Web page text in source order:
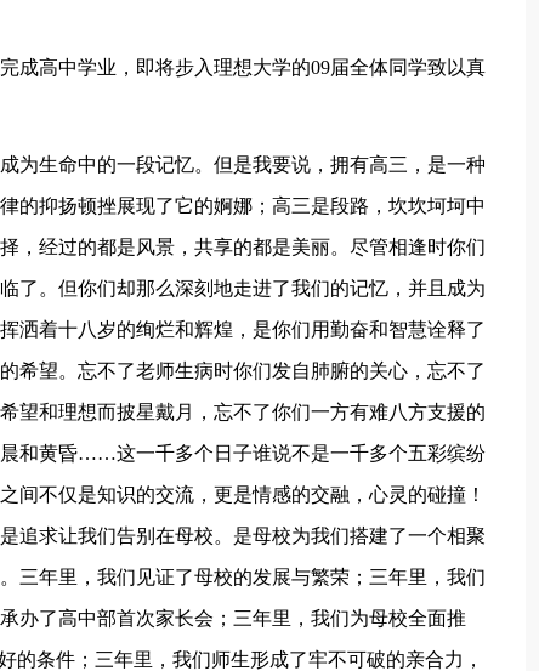
成高中学业，即将步入理想大学的09届全体同学致以真
为生命中的一段记忆。但是我要说，拥有高三，是一种
的抑扬顿挫展现了它的婀娜；高三是段路，坎坎坷坷中
，经过的都是风景，共享的都是美丽。尽管相逢时你们
了。但你们却那么深刻地走进了我们的记忆，并且成为
洒着十八岁的绚烂和辉煌，是你们用勤奋和智慧诠释了
希望。忘不了老师生病时你们发自肺腑的关心，忘不了
望和理想而披星戴月，忘不了你们一方有难八方支援的
和黄昏……这一千多个日子谁说不是一千多个五彩缤纷
间不仅是知识的交流，更是情感的交融，心灵的碰撞！
追求让我们告别在母校。是母校为我们搭建了一个相聚
三年里，我们见证了母校的发展与繁荣；三年里，我们
办了高中部首次家长会；三年里，我们为母校全面推
的条件；三年里，我们师生形成了牢不可破的亲合力，